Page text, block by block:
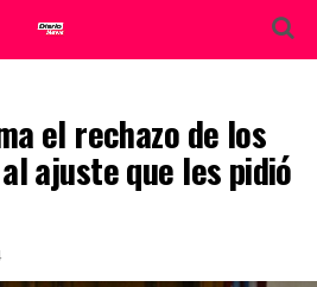
el rechazo de los
ajuste que les pidió